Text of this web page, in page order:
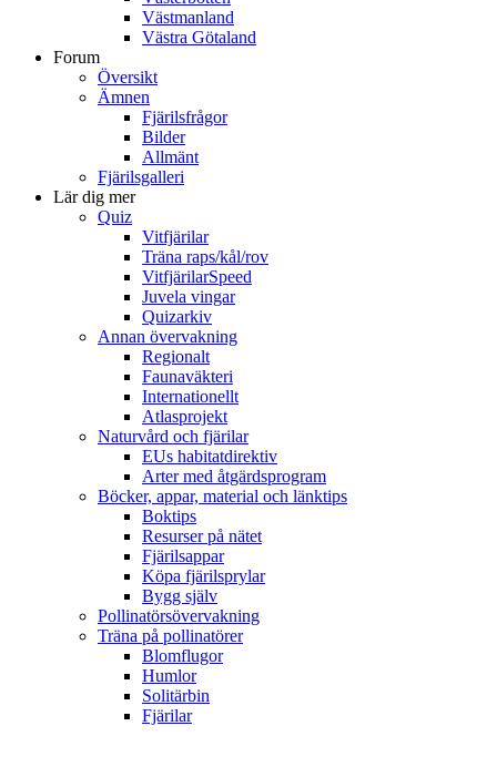
Västmanland
Västra Götaland
Forum
Översikt
Ämnen
Fjärilsfrågor
Bilder
Allmänt
Fjärilsgalleri
Lär dig mer
Quiz
Vitfjärilar
Träna raps/kål/rov
VitfjärilarSpeed
Juvela vingar
Quizarkiv
Annan övervakning
Regionalt
Faunaväkteri
Internationellt
Atlasprojekt
Naturvård och fjärilar
EUs habitatdirektiv
Arter med åtgärdsprogram
Böcker, appar, material och länktips
Boktips
Resurser på nätet
Fjärilsappar
Köpa fjärilsprylar
Bygg själv
Pollinatörsövervakning
Träna på pollinatörer
Blomflugor
Humlor
Solitärbin
Fjärilar